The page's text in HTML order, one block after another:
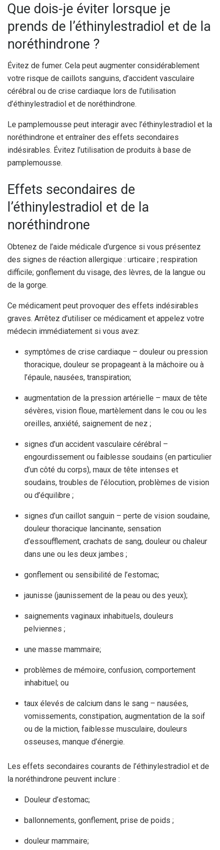
Que dois-je éviter lorsque je
prends de l’éthinylestradiol et de la
noréthindrone ?
Évitez de fumer. Cela peut augmenter considérablement
votre risque de caillots sanguins, d’accident vasculaire
cérébral ou de crise cardiaque lors de l’utilisation
d’éthinylestradiol et de noréthindrone.
Le pamplemousse peut interagir avec l’éthinylestradiol et la
noréthindrone et entraîner des effets secondaires
indésirables. Évitez l’utilisation de produits à base de
pamplemousse.
Effets secondaires de
l’éthinylestradiol et de la
noréthindrone
Obtenez de l’aide médicale d’urgence si vous présentez
des signes de réaction allergique : urticaire ; respiration
difficile; gonflement du visage, des lèvres, de la langue ou
de la gorge.
Ce médicament peut provoquer des effets indésirables
graves. Arrêtez d’utiliser ce médicament et appelez votre
médecin immédiatement si vous avez:
symptômes de crise cardiaque – douleur ou pression
thoracique, douleur se propageant à la mâchoire ou à
l’épaule, nausées, transpiration;
augmentation de la pression artérielle – maux de tête
sévères, vision floue, martèlement dans le cou ou les
oreilles, anxiété, saignement de nez ;
signes d’un accident vasculaire cérébral –
engourdissement ou faiblesse soudains (en particulier
d’un côté du corps), maux de tête intenses et
soudains, troubles de l’élocution, problèmes de vision
ou d’équilibre ;
signes d’un caillot sanguin – perte de vision soudaine,
douleur thoracique lancinante, sensation
d’essoufflement, crachats de sang, douleur ou chaleur
dans une ou les deux jambes ;
gonflement ou sensibilité de l’estomac;
jaunisse (jaunissement de la peau ou des yeux);
saignements vaginaux inhabituels, douleurs
pelviennes ;
une masse mammaire;
problèmes de mémoire, confusion, comportement
inhabituel; ou
taux élevés de calcium dans le sang – nausées,
vomissements, constipation, augmentation de la soif
ou de la miction, faiblesse musculaire, douleurs
osseuses, manque d’énergie.
Les effets secondaires courants de l’éthinylestradiol et de
la noréthindrone peuvent inclure :
Douleur d’estomac;
ballonnements, gonflement, prise de poids ;
douleur mammaire;